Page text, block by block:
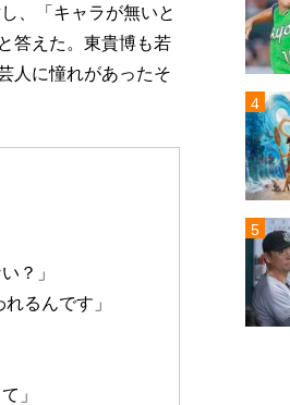
、「キャラが無いと
答えた。東貴博も若
人に憧れがあったそ
？」
るんです」
」